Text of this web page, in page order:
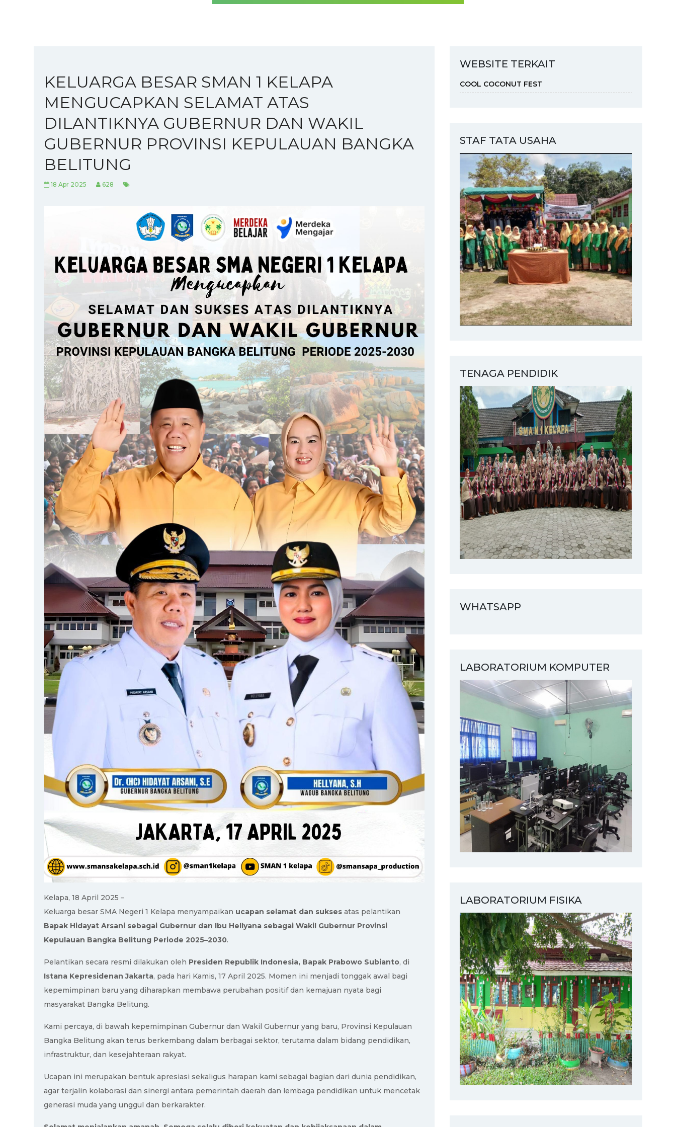
KELUARGA BESAR SMAN 1 KELAPA
MENGUCAPKAN SELAMAT ATAS
DILANTIKNYA GUBERNUR DAN WAKIL
GUBERNUR PROVINSI KEPULAUAN BANGKA
BELITUNG
18 Apr 2025 628
Kelapa, 18 April 2025 –
Keluarga besar SMA Negeri 1 Kelapa menyampaikan ucapan selamat dan sukses atas pelantikan
Bapak Hidayat Arsani sebagai Gubernur dan Ibu Hellyana sebagai Wakil Gubernur Provinsi
Kepulauan Bangka Belitung Periode 2025–2030.
Pelantikan secara resmi dilakukan oleh Presiden Republik Indonesia, Bapak Prabowo Subianto, di
Istana Kepresidenan Jakarta, pada hari Kamis, 17 April 2025. Momen ini menjadi tonggak awal bagi
kepemimpinan baru yang diharapkan membawa perubahan positif dan kemajuan nyata bagi
masyarakat Bangka Belitung.
Kami percaya, di bawah kepemimpinan Gubernur dan Wakil Gubernur yang baru, Provinsi Kepulauan
Bangka Belitung akan terus berkembang dalam berbagai sektor, terutama dalam bidang pendidikan,
infrastruktur, dan kesejahteraan rakyat.
Ucapan ini merupakan bentuk apresiasi sekaligus harapan kami sebagai bagian dari dunia pendidikan,
agar terjalin kolaborasi dan sinergi antara pemerintah daerah dan lembaga pendidikan untuk mencetak
generasi muda yang unggul dan berkarakter.
WEBSITE TERKAIT
COOL COCONUT FEST
STAF TATA USAHA
TENAGA PENDIDIK
WHATSAPP
LABORATORIUM KOMPUTER
LABORATORIUM FISIKA